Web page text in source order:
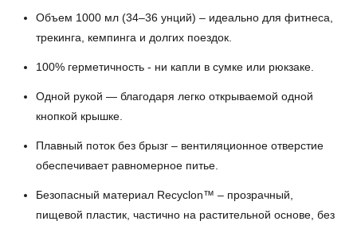
Объем 1000 мл (34–36 унций) – идеально для фитнеса,
трекинга, кемпинга и долгих поездок.
100% герметичность - ни капли в сумке или рюкзаке.
Одной рукой — благодаря легко открываемой одной
кнопкой крышке.
Плавный поток без брызг – вентиляционное отверстие
обеспечивает равномерное питье.
Безопасный материал Recyclon™ – прозрачный,
пищевой пластик, частично на растительной основе, без